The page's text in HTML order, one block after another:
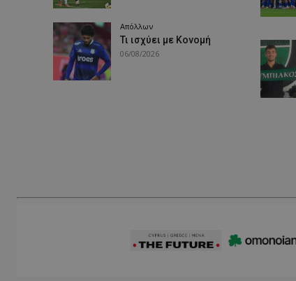
Απόλλων
Τι ισχύει με Κονομή
06/08/2026